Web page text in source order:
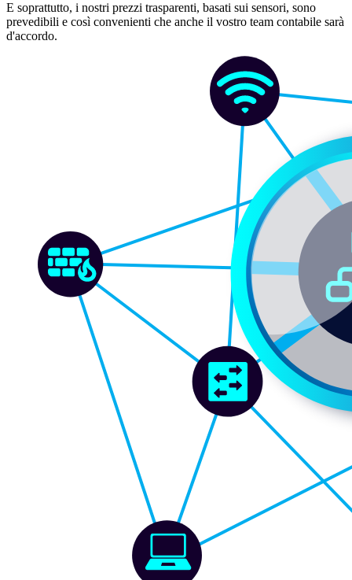
E soprattutto, i nostri prezzi trasparenti, basati sui sensori, sono
prevedibili e così convenienti che anche il vostro team contabile sarà
d'accordo.